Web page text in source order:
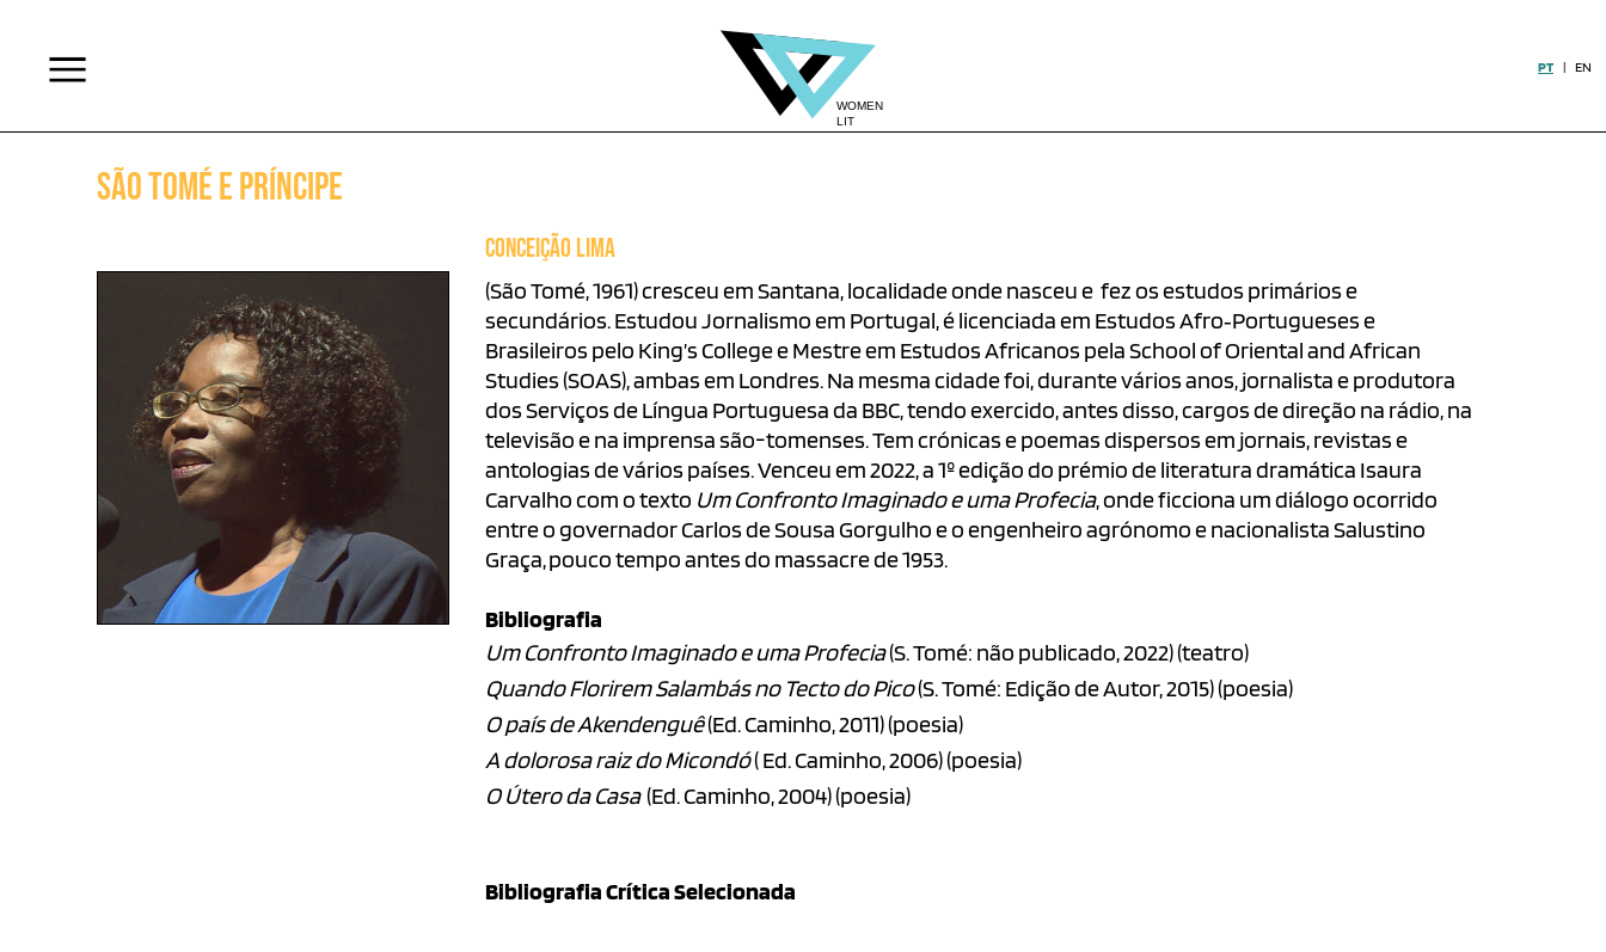
PT | EN
São Tomé e Príncipe
CONCEIÇÃO LIMA
(São Tomé, 1961) cresceu em Santana, localidade onde nasceu e fez os estudos primários e
secundários. Estudou Jornalismo em Portugal, é licenciada em Estudos Afro‐Portugueses e
Brasileiros pelo King’s College e Mestre em Estudos Africanos pela School of Oriental and African
Studies (SOAS), ambas em Londres. Na mesma cidade foi, durante vários anos, jornalista e produtora
dos Serviços de Língua Portuguesa da BBC, tendo exercido, antes disso, cargos de direção na rádio, na
televisão e na imprensa são-tomenses. Tem crónicas e poemas dispersos em jornais, revistas e
antologias de vários países. Venceu em 2022, a 1º edição do prémio de literatura dramática Isaura
Carvalho com o texto Um Confronto Imaginado e uma Profecia, onde ficciona um diálogo ocorrido
entre o governador Carlos de Sousa Gorgulho e o engenheiro agrónomo e nacionalista Salustino
Graça, pouco tempo antes do massacre de 1953.
Bibliografia
Um Confronto Imaginado e uma Profecia(S. Tomé: não publicado, 2022) (teatro)
Quando Florirem Salambás no Tecto do Pico(S. Tomé: Edição de Autor, 2015) (poesia)
O país de Akendenguê(Ed. Caminho, 2011) (poesia)
A dolorosa raiz do Micondó( Ed. Caminho, 2006) (poesia)
O Útero da Casa(Ed. Caminho, 2004) (poesia)
Bibliografia Crítica Selecionada